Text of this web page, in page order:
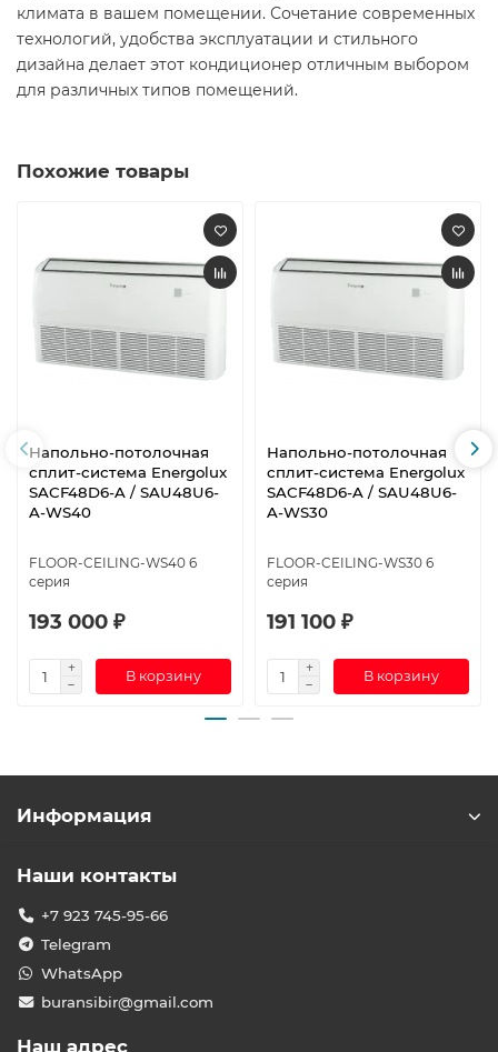
климата в вашем помещении. Сочетание современных
технологий, удобства эксплуатации и стильного
дизайна делает этот кондиционер отличным выбором
для различных типов помещений.
Похожие товары
Напольно-потолочная
сплит-система Energolux
SAСF48D6-A / SAU48U6-
A-WS40
FLOOR-CEILING-WS40 6
серия
193 000 ₽
В корзину
Напольно-потолочная
сплит-система Energolux
SAСF48D6-A / SAU48U6-
A-WS30
FLOOR-CEILING-WS30 6
серия
191 100 ₽
В корзину
Информация
Наши контакты
+7 923 745-95-66
Telegram
WhatsApp
buransibir@gmail.com
Наш адрес